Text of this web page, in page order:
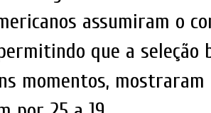
assumiram o
que a seleção
momentos,